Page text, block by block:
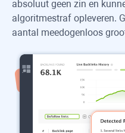
absoluut geen zin en
algoritmestraf opleveren.
aantal meedogenloos